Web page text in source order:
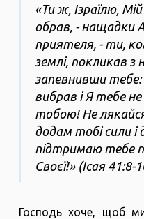
«Ти ж, Ізраїлю,
обрав, - нащадки
приятеля, - ти,
землі, покликав з
запевнивши тебе:
вибрав і Я тебе не
тобою! Не
додам тобі сили
підтримаю тебе
Своєї!» (Ісая 41:8-
Господь хоче, щоб